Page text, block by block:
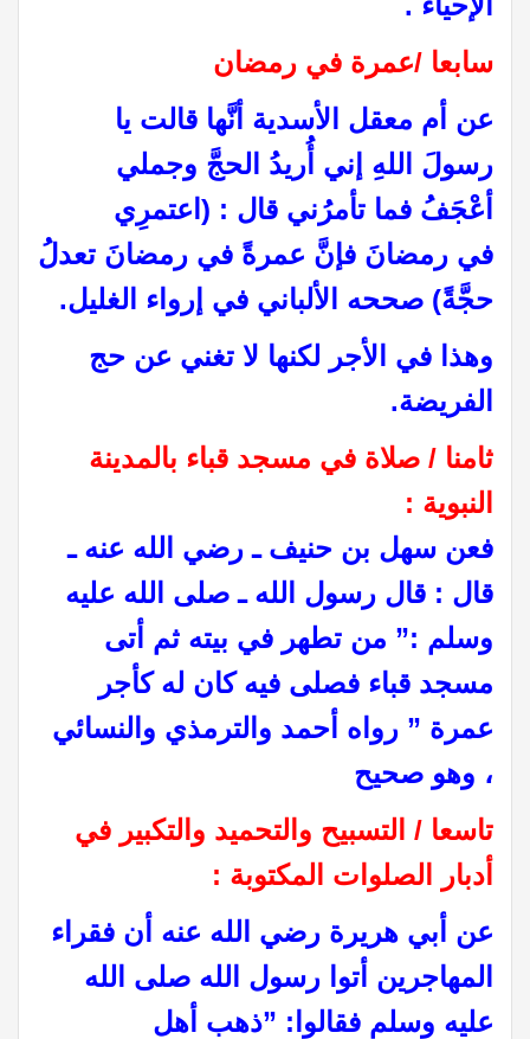
سابعا /عمرة في رمضان
عن أم معقل الأسدية أنَّها قالت يا
رسولَ اللهِ إني أُريدُ الحجَّ وجملي
أعْجَفُ فما تأمرُني قال : (اعتمرِي
في رمضانَ فإنَّ عمرةً في رمضانَ تعدلُ
حجَّةً) صححه الألباني في إرواء الغليل.
وهذا في الأجر لكنها لا تغني عن حج
الفريضة.
ثامنا / صلاة في مسجد قباء بالمدينة
النبوية :
فعن سهل بن حنيف ـ رضي الله عنه ـ
قال : قال رسول الله ـ صلى الله عليه
وسلم :” من تطهر في بيته ثم أتى
مسجد قباء فصلى فيه كان له كأجر
عمرة ” رواه أحمد والترمذي والنسائي
، وهو صحيح
تاسعا / التسبيح والتحميد والتكبير في
أدبار الصلوات المكتوبة :
عن أبي هريرة رضي الله عنه أن فقراء
المهاجرين أتوا رسول الله صلى الله
عليه وسلم فقالوا‏:‏ ‏”‏ذهب أهل